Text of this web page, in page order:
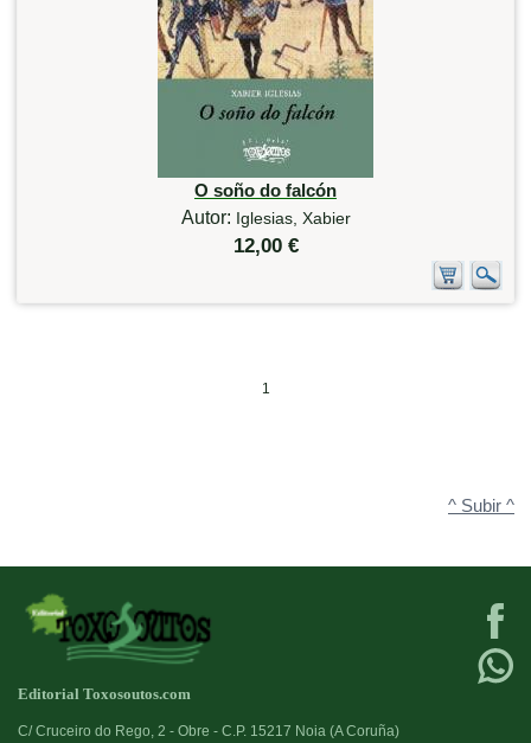
O soño do falcón
Autor: Iglesias, Xabier
12,00 €
1
^ Subir ^
Editorial Toxosoutos.com
C/ Cruceiro do Rego, 2 - Obre - C.P. 15217 Noia (A Coruña)